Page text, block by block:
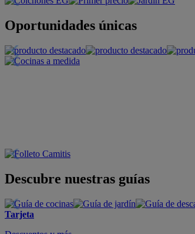
Oportunidades únicas
Descubre nuestras guías
Tarjeta